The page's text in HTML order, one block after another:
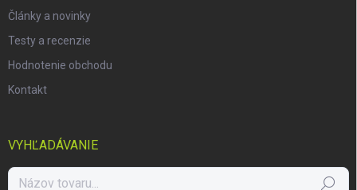
Články a novinky
Testy a recenzie
Hodnotenie obchodu
Kontakt
VYHĽADÁVANIE
Hľadať